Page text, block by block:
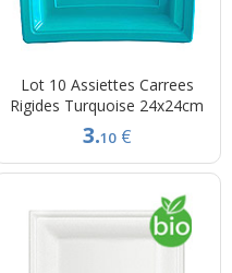
Lot 10 Assiettes Carrees
Rigides Turquoise 24x24cm
3.10 €